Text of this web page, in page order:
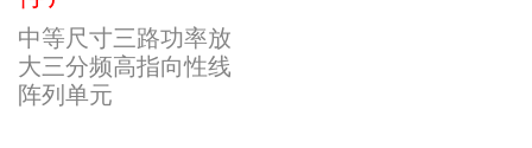
培训
关于
中等尺寸三路功率放
大三分频高指向性线
阵列单元